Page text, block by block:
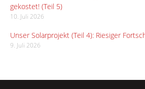
gekostet! (Teil 5)
10. Juli 2026
Unser Solarprojekt (Teil 4): Riesiger
9. Juli 2026